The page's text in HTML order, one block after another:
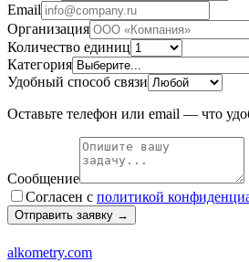
Email
Организация
Количество единиц
Категория
Удобный способ связи
Оставьте телефон или email — что
Сообщение
Согласен с политикой
Отправить заявку →
alkometry.com